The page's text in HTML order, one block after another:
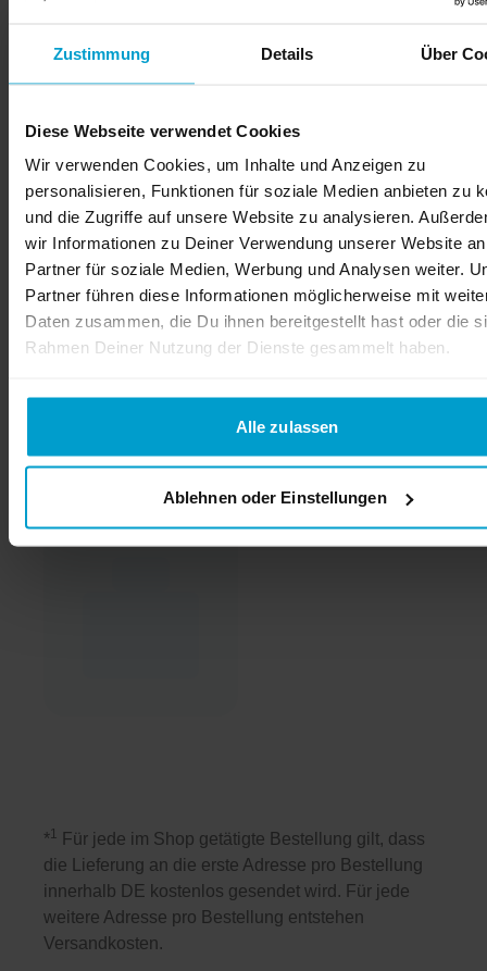
Zustimmung Details Über
Diese Webseite verwendet Cookies
Wir verwenden Cookies, um Inhalte und Anzeigen zu
personalisieren, Funktionen für soziale Medien anbieten zu
und die Zugriffe auf unsere Website zu analysieren.
wir Informationen zu Deiner Verwendung unserer Website
Partner für soziale Medien, Werbung und Analysen weiter.
Partner führen diese Informationen möglicherweise mit
Daten zusammen, die Du ihnen bereitgestellt hast oder die
Rahmen Deiner Nutzung der Dienste gesammelt haben.
Alle zulassen
Ablehnen oder Einstellungen
*1
Für jede im Shop getätigte Bestellung gilt, dass
die Lieferung an die erste Adresse pro Bestellung
innerhalb DE kostenlos gesendet wird. Für jede
weitere Adresse pro Bestellung entstehen
Versandkosten.